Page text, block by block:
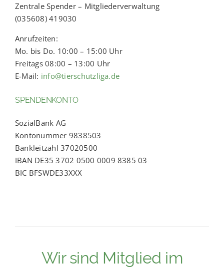
Zentrale Spender – Mitgliederverwaltung
(035608) 419030
Anrufzeiten:
Mo. bis Do. 10:00 – 15:00 Uhr
Freitags 08:00 – 13:00 Uhr
E-Mail: info@tierschutzliga.de
SPENDENKONTO
SozialBank AG
Kontonummer 9838503
Bankleitzahl 37020500
IBAN DE35 3702 0500 0009 8385 03
BIC BFSWDE33XXX
Wir sind Mitglied im